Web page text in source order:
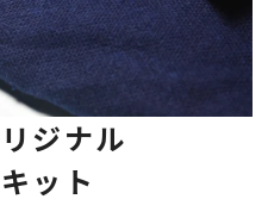
ジナル
ット